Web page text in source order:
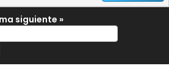
siguiente »